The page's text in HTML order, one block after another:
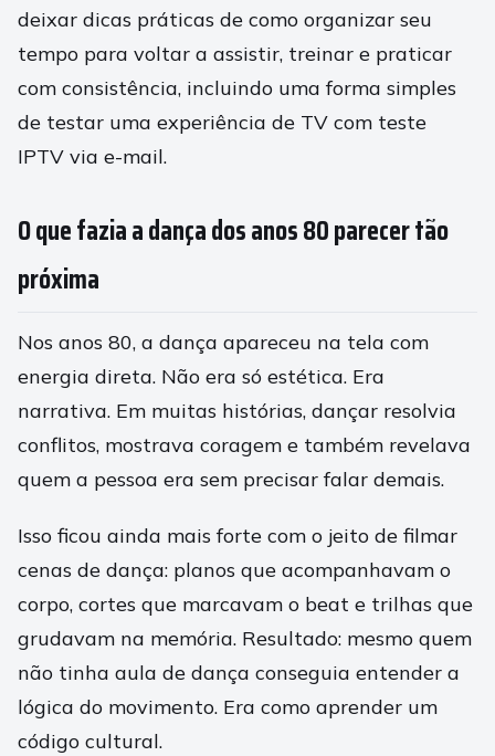
deixar dicas práticas de como organizar seu
tempo para voltar a assistir, treinar e praticar
com consistência, incluindo uma forma simples
de testar uma experiência de TV com teste
IPTV via e-mail.
O que fazia a dança dos anos 80 parecer tão
próxima
Nos anos 80, a dança apareceu na tela com
energia direta. Não era só estética. Era
narrativa. Em muitas histórias, dançar resolvia
conflitos, mostrava coragem e também revelava
quem a pessoa era sem precisar falar demais.
Isso ficou ainda mais forte com o jeito de filmar
cenas de dança: planos que acompanhavam o
corpo, cortes que marcavam o beat e trilhas que
grudavam na memória. Resultado: mesmo quem
não tinha aula de dança conseguia entender a
lógica do movimento. Era como aprender um
código cultural.